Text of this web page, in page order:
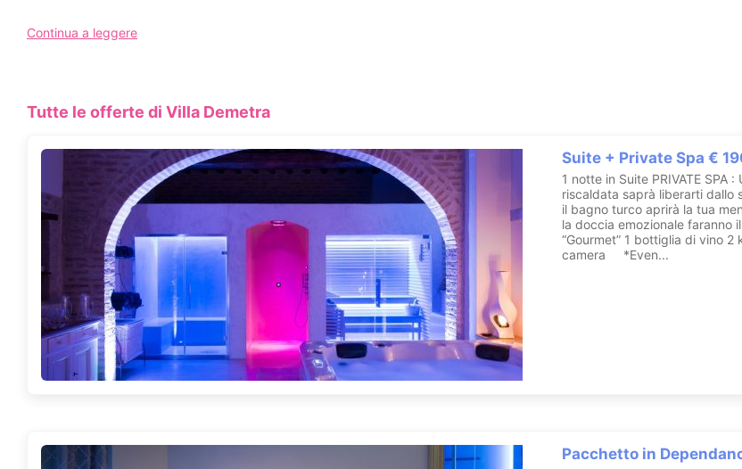
Villa Demetra offre ai suoi clienti un’esclusiva
CONTATTA Villa Demetra
Continua a leggere
Tutte le offerte di Villa Demetra
Suite + Private Spa €
1 notte in Suite PRIVATE SPA
riscaldata saprà liberarti dallo
il bagno turco aprirà la tua
la doccia emozionale faranno
“Gourmet” 1 bottiglia di vino 2
camera *Even...
Pacchetto in